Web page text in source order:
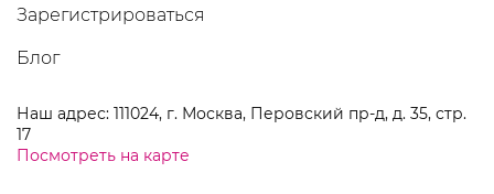
Зарегистрироваться
Блог
Наш адрес: 111024, г. Москва, Перовский пр-д, д. 35, стр.
17
Посмотреть на карте